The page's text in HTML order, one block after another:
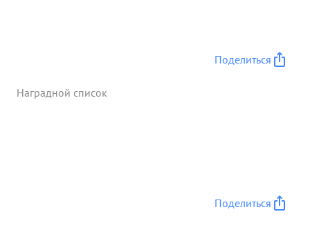
Поделиться
Наградной список
Поделиться